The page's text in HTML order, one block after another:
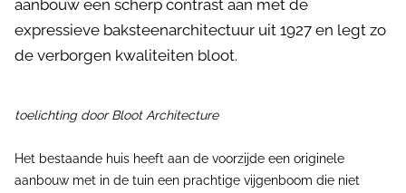
aanbouw een scherp contrast aan met de
expressieve baksteenarchitectuur uit 1927 en legt zo
de verborgen kwaliteiten bloot.
toelichting door Bloot Architecture
Het bestaande huis heeft aan de voorzijde een originele
aanbouw met in de tuin een prachtige vijgenboom die niet